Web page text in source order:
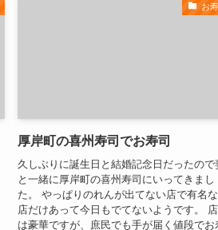
お
厚岸町の喜州寿司でお寿司
久しぶりに誕生日と結婚記念日だったので
と一緒に厚岸町の喜州寿司にいってきまし
た。 やっぱりのれんが出てない店で有名
店だけあって今日もでてないようです。
は豪華ですが、庶民でも手が届く値段でお